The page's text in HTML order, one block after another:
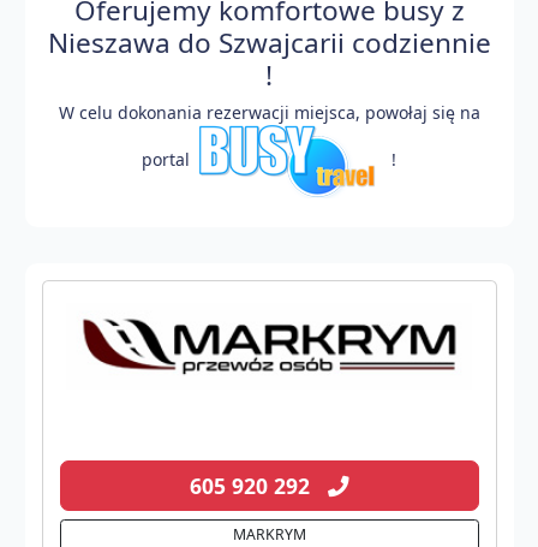
Oferujemy komfortowe busy z
Nieszawa do Szwajcarii codziennie
!
W celu dokonania rezerwacji miejsca, powołaj się na
portal !
605 920 292
MARKRYM